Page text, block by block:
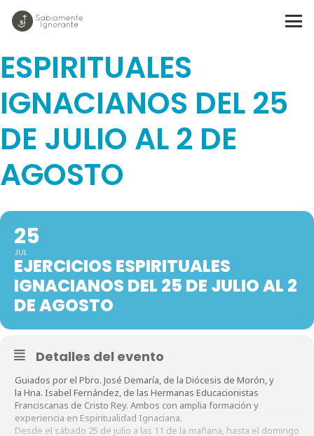
EJERCICIOS
ESPIRITUALES
IGNACIANOS DEL 25
DE JULIO AL 2 DE
AGOSTO
25
JUL
EJERCICIOS ESPIRITUALES
IGNACIANOS DEL 25 DE JULIO AL 2
DE AGOSTO
Detalles del evento
Guiados por el Pbro. José Demaría, de la Diócesis de Morón, y
la Hna. Isabel Fernández, de las Hermanas Educacionistas
Franciscanas de Cristo Rey. Ambos con amplia formación y
experiencia en Espiritualidad Ignaciana.
Desde el sábado 25 de julio a las 11 de la mañana, hasta el domingo